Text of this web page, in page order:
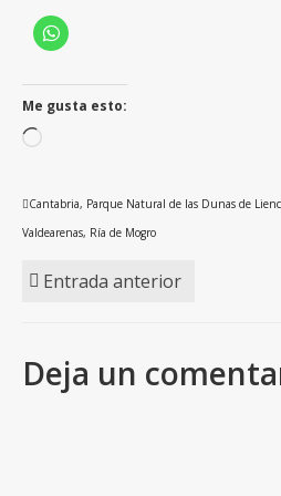
Me gusta esto:
Cargando...
Cantabria, Parque Natural de las Dunas de
Valdearenas, Ría de Mogro
Entrada anterior
Deja un